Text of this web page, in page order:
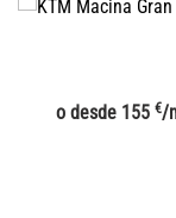
o desde 155 €/